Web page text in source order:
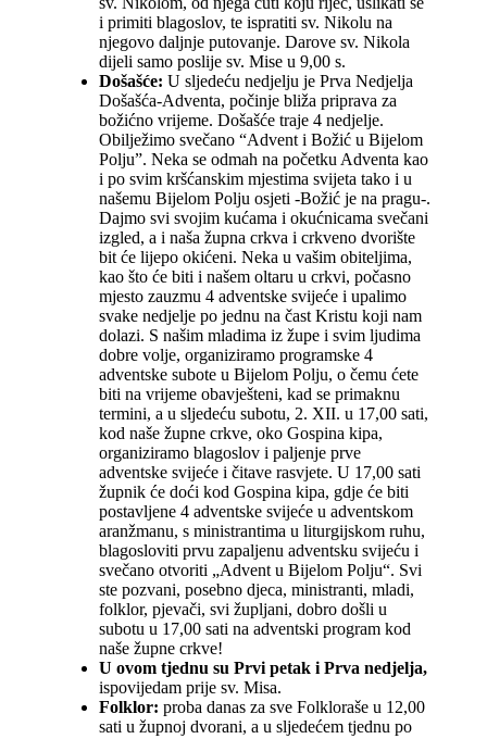
i primiti blagoslov, te ispratiti sv. Nikolu na
njegovo daljnje putovanje. Darove sv. Nikola
dijeli samo poslije sv. Mise u 9,00 s.
Došašće: U sljedeću nedjelju je Prva Nedjelja
Došašća-Adventa, počinje bliža priprava za
božićno vrijeme. Došašće traje 4 nedjelje.
Obilježimo svečano “Advent i Božić u Bijelom
Polju”. Neka se odmah na početku Adventa kao
i po svim kršćanskim mjestima svijeta tako i u
našemu Bijelom Polju osjeti -Božić je na pragu-.
Dajmo svi svojim kućama i okućnicama svečani
izgled, a i naša župna crkva i crkveno dvorište
bit će lijepo okićeni. Neka u vašim obiteljima,
kao što će biti i našem oltaru u crkvi, počasno
mjesto zauzmu 4 adventske svijeće i upalimo
svake nedjelje po jednu na čast Kristu koji nam
dolazi. S našim mladima iz župe i svim ljudima
dobre volje, organiziramo programske 4
adventske subote u Bijelom Polju, o čemu ćete
biti na vrijeme obavješteni, kad se primaknu
termini, a u sljedeću subotu, 2. XII. u 17,00 sati,
kod naše župne crkve, oko Gospina kipa,
organiziramo blagoslov i paljenje prve
adventske svijeće i čitave rasvjete. U 17,00 sati
župnik će doći kod Gospina kipa, gdje će biti
postavljene 4 adventske svijeće u adventskom
aranžmanu, s ministrantima u liturgijskom ruhu,
blagosloviti prvu zapaljenu adventsku svijeću i
svečano otvoriti „Advent u Bijelom Polju“. Svi
ste pozvani, posebno djeca, ministranti, mladi,
folklor, pjevači, svi župljani, dobro došli u
subotu u 17,00 sati na adventski program kod
naše župne crkve!
U ovom tjednu su Prvi petak i Prva nedjelja,
ispovijedam prije sv. Misa.
Folklor: proba danas za sve Folkloraše u 12,00
sati u župnoj dvorani, a u sljedećem tjednu po